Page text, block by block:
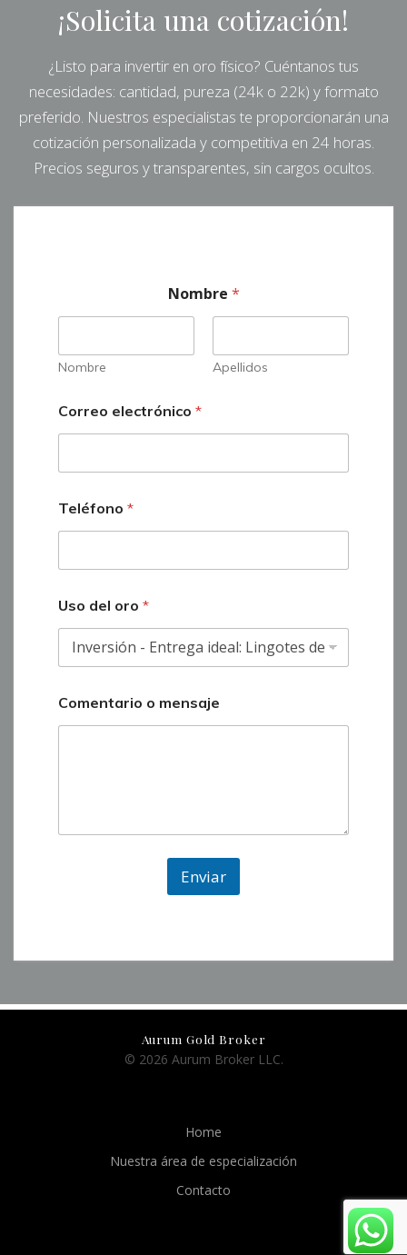
¡Solicita una cotización!
¿Listo para invertir en oro físico? Cuéntanos tus
necesidades: cantidad, pureza (24k o 22k) y formato
preferido. Nuestros especialistas te proporcionarán una
cotización personalizada y competitiva en 24 horas.
Precios seguros y transparentes, sin cargos ocultos.
Nombre *
Nombre Apellidos
Correo electrónico *
Teléfono *
Uso del oro *
Comentario o mensaje
Enviar
Aurum Gold Broker
© 2026 Aurum Broker LLC.
Home
Nuestra área de especialización
Contacto